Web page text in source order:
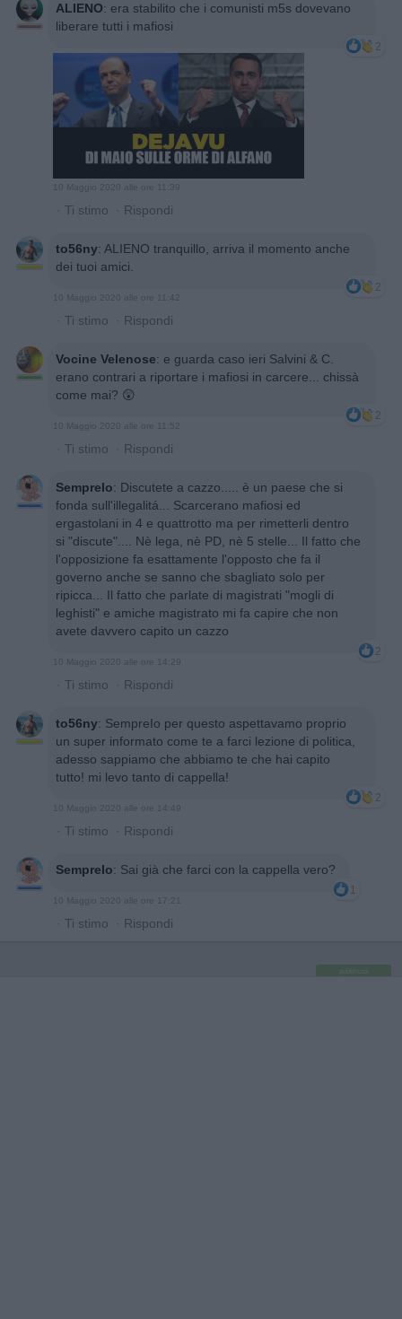
ALIENO: era stabilito che i comunisti m5s dovevano
liberare tutti i mafiosi
2
· Ti stimo · Rispondi
to56ny: ALIENO tranquillo, arriva il momento anche
dei tuoi amici.
2
· Ti stimo · Rispondi
Vocine Velenose: e guarda caso ieri Salvini & C.
erano contrari a riportare i mafiosi in carcere... chissà
come mai? 😲
2
· Ti stimo · Rispondi
SempreIo: Discutete a cazzo..... è un paese che si
fonda sull'illegalitá... Scarcerano mafiosi ed
ergastolani in 4 e quattrotto ma per rimetterli dentro
si "discute".... Nè lega, nè PD, nè 5 stelle... Il fatto che
l'opposizione fa esattamente l'opposto che fa il
governo anche se sanno che sbagliato solo per
ripicca... Il fatto che parlate di magistrati "mogli di
leghisti" e amiche magistrato mi fa capire che non
avete davvero capito un cazzo
2
· Ti stimo · Rispondi
to56ny: SempreIo per questo aspettavamo proprio
un super informato come te a farci lezione di politica,
adesso sappiamo che abbiamo te che hai capito
tutto! mi levo tanto di cappella!
2
· Ti stimo · Rispondi
SempreIo: Sai già che farci con la cappella vero?
1
10 Maggio 2020 alle ore 17:21
· Ti stimo · Rispondi
pubblicità